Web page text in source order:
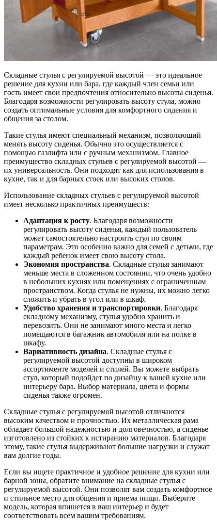
Складные стулья с регулируемой высотой — это идеальное
решение для кухни или бара, где каждый член семьи или
гость имеет свои предпочтения относительно высоты сиденья.
Благодаря возможности регулировать высоту стула, можно
создать оптимальные условия для комфортного сидения и
общения за столом.
Такие стулья имеют специальный механизм, позволяющий
менять высоту сиденья. Обычно это осуществляется с
помощью газлифта или с ручным механизмом. Главное
преимущество складных стульев с регулируемой высотой —
их универсальность. Они подходят как для использования в
кухне, так и для барных стоек или высоких столов.
Использование складных стульев с регулируемой высотой
имеет несколько практичных преимуществ:
Адаптация к росту. Благодаря возможности
регулировать высоту сиденья, каждый пользователь
может самостоятельно настроить стул по своим
параметрам. Это особенно важно для семей с детьми, где
каждый ребенок имеет свою высоту стола.
Экономия пространства. Складные стулья занимают
меньше места в сложенном состоянии, что очень удобно
в небольших кухнях или помещениях с ограниченным
пространством. Когда стулья не нужны, их можно легко
сложить и убрать в угол или в шкаф.
Удобство хранения и транспортировки. Благодаря
складному механизму, стулья удобно хранить и
перевозить. Они не занимают много места и легко
помещаются в багажник автомобиля или на полке в
шкафу.
Вариативность дизайна. Складные стулья с
регулируемой высотой доступны в широком
ассортименте моделей и стилей. Вы можете выбрать
стул, который подойдет по дизайну к вашей кухне или
интерьеру бара. Выбор материала, цвета и формы
сиденья также огромен.
Складные стулья с регулируемой высотой отличаются
высоким качеством и прочностью. Их металлическая рама
обладает большой надежностью и долговечностью, а сиденье
изготовлено из стойких к истиранию материалов. Благодаря
этому, такие стулья выдерживают большие нагрузки и служат
вам долгие годы.
Если вы ищете практичное и удобное решение для кухни или
барной зоны, обратите внимание на складные стулья с
регулируемой высотой. Они позволят вам создать комфортное
и стильное место для общения и приема пищи. Выберите
модель, которая впишется в ваш интерьер и будет
соответствовать всем вашим требованиям.